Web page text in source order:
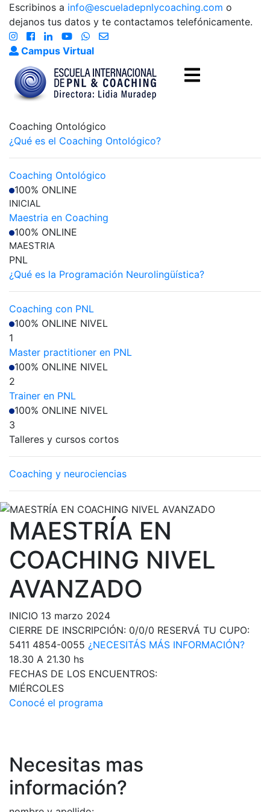
Escribinos a info@escueladepnlycoaching.com o
dejanos tus datos y te contactamos telefónicamente.
Campus Virtual
Coaching Ontológico
¿Qué es el Coaching Ontológico?
Coaching Ontológico
100% ONLINE
INICIAL
Maestria en Coaching
100% ONLINE
MAESTRIA
PNL
¿Qué es la Programación Neurolingüística?
Coaching con PNL
100% ONLINE NIVEL
1
Master practitioner en PNL
100% ONLINE NIVEL
2
Trainer en PNL
100% ONLINE NIVEL
3
Talleres y cursos cortos
Coaching y neurociencias
MAESTRÍA EN
COACHING NIVEL
AVANZADO
INICIO 13 marzo 2024
CIERRE DE INSCRIPCIÓN: 0/0/0 RESERVÁ TU CUPO:
5411 4854-0055 ¿NECESITÁS MÁS INFORMACIÓN?
18.30 A 21.30 hs
FECHAS DE LOS ENCUENTROS:
MIÉRCOLES
Conocé el programa
Necesitas mas
información?